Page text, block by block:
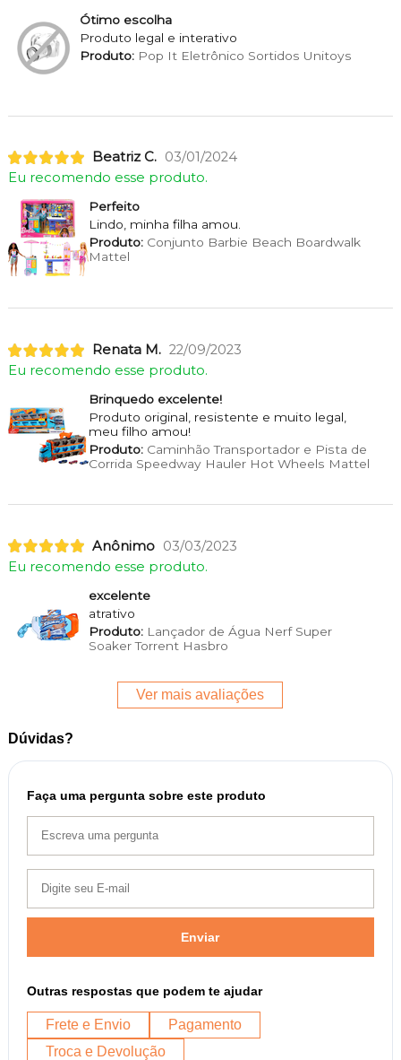
Ótimo escolha
Produto legal e interativo
Produto:Pop It Eletrônico Sortidos Unitoys
Beatriz C. 03/01/2024
Eu recomendo esse produto.
Perfeito
Lindo, minha filha amou.
Produto:Conjunto Barbie Beach Boardwalk
Mattel
Renata M. 22/09/2023
Eu recomendo esse produto.
Brinquedo excelente!
Produto original, resistente e muito legal,
meu filho amou!
Produto:Caminhão Transportador e Pista de
Corrida Speedway Hauler Hot Wheels Mattel
Anônimo 03/03/2023
Eu recomendo esse produto.
excelente
atrativo
Produto:Lançador de Água Nerf Super
Soaker Torrent Hasbro
Ver mais avaliações
Dúvidas?
Faça uma pergunta sobre este produto
Enviar
Outras respostas que podem te ajudar
Frete e Envio
Pagamento
Troca e Devolução